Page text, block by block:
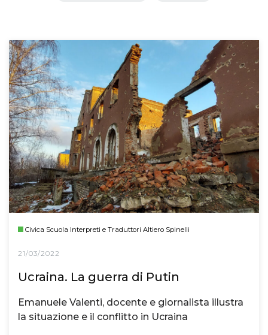
Civica Scuola Interpreti e Traduttori Altiero Spinelli
21/03/2022
Ucraina. La guerra di Putin
Emanuele Valenti, docente e giornalista illustra
la situazione e il conflitto in Ucraina